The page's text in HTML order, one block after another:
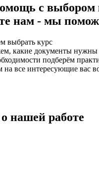
с выбором
нам - мы
выбрать курс
какие документы нужны
подберём
на все интересующие вас
нашей работе